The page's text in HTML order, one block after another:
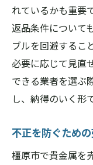
れているかも重要
返品条件について
ブルを回避するこ
必要に応じて見直
できる業者を選ぶ
し、納得のいく形
不正を防ぐため
橿原市で貴金属を